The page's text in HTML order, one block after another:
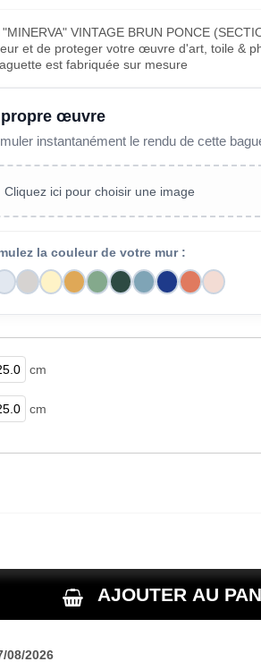
VINTAGE BRUN PONCE
et de proteger votre œuvre d'art, toile &
est fabriquée sur mesure
œuvre
instantanément le rendu de cette
Cliquez ici pour choisir une image
la couleur de votre mur :
cm
cm
AJOUTER AU
08/2026